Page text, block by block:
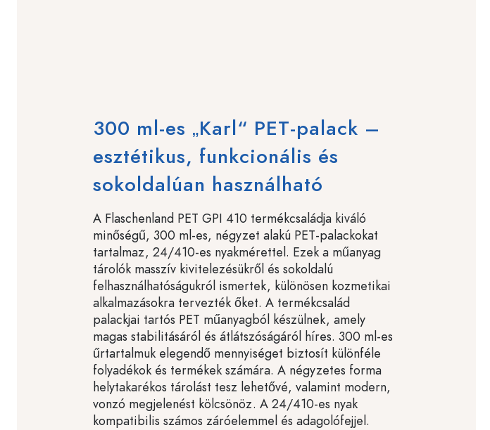
300 ml-es „Karl“ PET-palack –
esztétikus, funkcionális és
sokoldalúan használható
A Flaschenland PET GPI 410 termékcsaládja kiváló
minőségű, 300 ml-es, négyzet alakú PET-palackokat
tartalmaz, 24/410-es nyakmérettel. Ezek a műanyag
tárolók masszív kivitelezésükről és sokoldalú
felhasználhatóságukról ismertek, különösen kozmetikai
alkalmazásokra tervezték őket. A termékcsalád
palackjai tartós PET műanyagból készülnek, amely
magas stabilitásáról és átlátszóságáról híres. 300 ml-es
űrtartalmuk elegendő mennyiséget biztosít különféle
folyadékok és termékek számára. A négyzetes forma
helytakarékos tárolást tesz lehetővé, valamint modern,
vonzó megjelenést kölcsönöz. A 24/410-es nyak
kompatibilis számos záróelemmel és adagolófejjel.